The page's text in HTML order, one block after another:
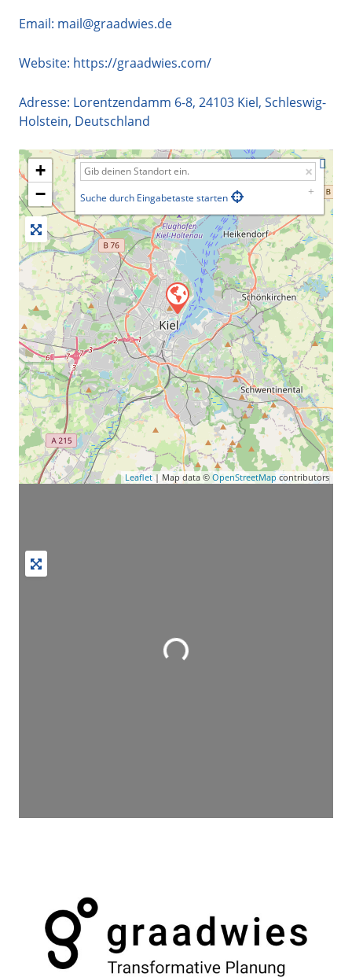
Email: mail@graadwies.de
Website: https://graadwies.com/
Adresse: Lorentzendamm 6-8, 24103 Kiel, Schleswig-
Holstein, Deutschland
+
−
Suche durch Eingabetaste starten
Leaflet | Map data © OpenStreetMapcontributors
Wird geladen …